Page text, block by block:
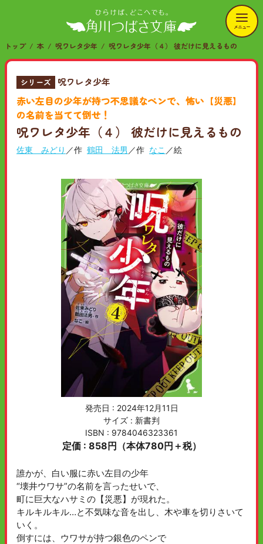
メニュー
トップ 本 呪ワレタ少年 呪ワレタ少年（４） 彼だけに見えるもの
シリーズ 呪ワレタ少年
赤い左目の少年が持つ不思議なペンで、怖い【災悪】
の名前を当てて倒せ！
呪ワレタ少年（４） 彼だけに見えるもの
佐東 みどり ／作 鶴田 法男 ／作 なこ ／絵
発売日 : 2024年12月11日
サイズ : 新書判
ISBN : 9784046323361
定価 : 858円（本体780円＋税）
誰かが、白い服に赤い左目の少年
“壊井ウワサ”の名前を言ったせいで、
町に巨大なハサミの【災悪】が現れた。
キルキルキル…と不気味な音を出し、木や車を切りさいて
いく。
倒すには、ウワサが持つ銀色のペンで